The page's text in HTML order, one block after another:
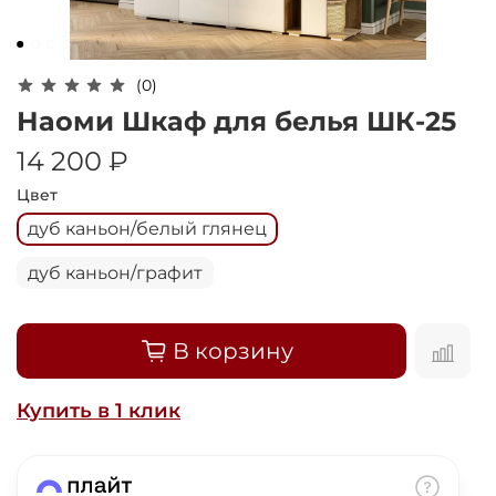
(0)
Наоми Шкаф для белья ШК-25
14 200 ₽
Цвет
дуб каньон/белый глянец
дуб каньон/графит
В корзину
Купить в 1 клик
Оплачивайте сегодня только25% картой
любого банка
Получайте товар
выбранный способом
Оставшиеся75% будут
списыватьсяс вашей карты
каждые 2 недели
об оплате Плайтом